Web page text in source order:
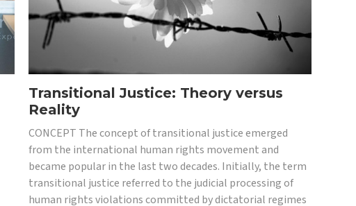
Transitional Justice: Theory versus
Reality
CONCEPT The concept of transitional justice emerged
from the international human rights movement and
became popular in the last two decades. Initially, the term
transitional justice referred to the judicial processing of
human rights violations committed by dictatorial regimes